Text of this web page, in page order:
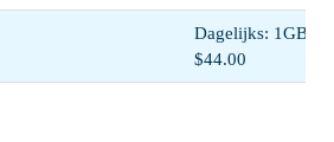
Dagelijks: 1GB,
$44.00